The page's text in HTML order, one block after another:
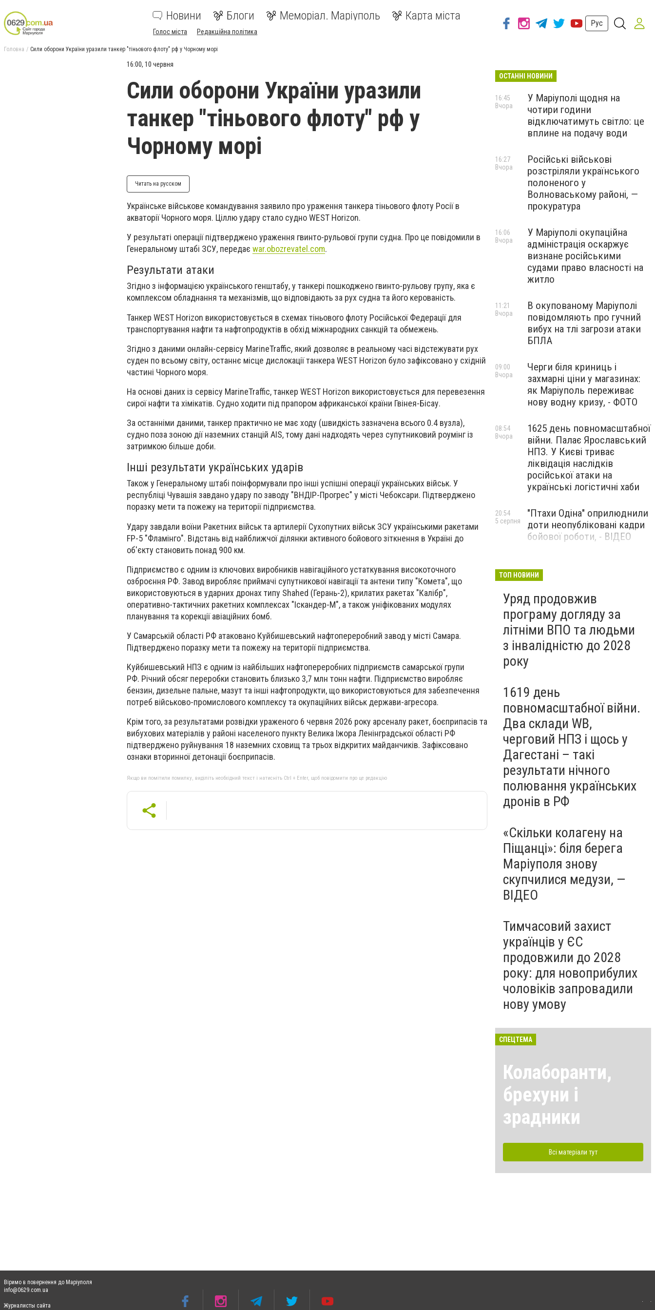
Новини Блоги Меморіал. Маріуполь Карта міста
Голос міста Редакційна політика
Рус
Головна Сили оборони України уразили танкер "тіньового флоту" рф у Чорному морі
16:00, 10 червня
Сили оборони України уразили
танкер "тіньового флоту" рф у
Чорному морі
Читать на русском
Українське військове командування заявило про ураження танкера тіньового флоту Росії в
акваторії Чорного моря. Ціллю удару стало судно WEST Horizon.
У результаті операції підтвердженоураження гвинто-рульової групи судна. Про це повідомили в
Генеральному штабі ЗСУ, передає war.obozrevatel.com.
Результати атаки
Згідно з інформацією українського генштабу, у танкері пошкоджено гвинто-рульову групу,яка є
комплексом обладнання та механізмів, що відповідають за рух судна та його керованість.
Танкер WEST Horizon використовується в схемах тіньового флоту Російської Федераціїдля
транспортування нафти та нафтопродуктів в обхід міжнародних санкцій та обмежень.
Згідно з даними онлайн-сервісу MarineTraffic, який дозволяє в реальному часі відстежувати рух
суден по всьому світу, останнє місце дислокації танкера WEST Horizon було зафіксовано у східній
частині Чорного моря.
На основі даних із сервісу MarineTraffic, танкер WEST Horizon використовується для перевезення
сирої нафти та хімікатів. Судно ходити під прапором африканської країни Гвінея-Бісау.
За останніми даними,танкер практично не має ходу (швидкість зазначена всього 0.4 вузла),
судно поза зоною дії наземних станцій AIS, тому дані надходять через супутниковий роумінг із
затримкою більше доби.
Інші результати українських ударів
Також у Генеральному штабі поінформували про інші успішні операції українських військ. У
республіці Чувашія завданоудару по заводу "ВНДІР-Прогрес" у місті Чебоксари. Підтверджено
поразку мети та пожежу на території підприємства.
Удару завдали воїни Ракетних військ та артилерії Сухопутних військ ЗСУ українськими ракетами
FP-5 "Фламінго". Відстань від найближчої ділянки активного бойового зіткнення в Україні до
об'єкту становить понад 900 км.
Підприємство є одним із ключових виробників навігаційного устаткування високоточного
озброєння РФ. Завод виробляє приймачі супутникової навігації та антени типу "Комета", що
використовуються в ударних дронах типу Shahed (Герань-2), крилатих ракетах "Калібр",
оперативно-тактичних ракетних комплексах "Іскандер-М", а також уніфікованих модулях
планування та корекції авіаційних бомб.
У Самарській області РФ атаковано Куйбишевський нафтопереробний заводу місті Самара.
Підтверджено поразку мети та пожежу на території підприємства.
Куйбишевський НПЗ є одним із найбільших нафтопереробних підприємств самарської групи
РФ. Річний обсяг переробки становить близько 3,7 млн тонн нафти. Підприємство виробляє
бензин, дизельне пальне, мазут та інші нафтопродукти, що використовуються для забезпечення
потреб військово-промислового комплексу та окупаційних військ держави-агресора.
Крім того, за результатами розвідки ураженого 6 червня 2026 року арсеналу ракет, боєприпасів та
вибухових матеріалів у районі населеного пункту Велика Іжора Ленінградської області РФ
підтверджено руйнування 18 наземних сховищ та трьох відкритих майданчиків. Зафіксовано
ознаки вторинної детонації боєприпасів.
Якщо ви помітили помилку, виділіть необхідний текст і натисніть Ctrl + Enter, щоб повідомити про це редакцію
ОСТАННІ НОВИНИ
У Маріуполі щодня на
чотири години
відключатимуть світло: це
вплине на подачу води
16:45
Вчора
Російські військові
розстріляли українського
полоненого у
Волноваському районі, —
прокуратура
16:27
Вчора
У Маріуполі окупаційна
адміністрація оскаржує
визнане російськими
судами право власності на
житло
16:06
Вчора
В окупованому Маріуполі
повідомляють про гучний
вибух на тлі загрози атаки
БПЛА
11:21
Вчора
Черги біля криниць і
захмарні ціни у магазинах:
як Маріуполь переживає
нову водну кризу, - ФОТО
09:00
Вчора
1625 день повномасштабної
війни. Палає Ярославський
НПЗ. У Києві триває
ліквідація наслідків
російської атаки на
українські логістичні хаби
08:54
Вчора
"Птахи Одіна" оприлюднили
доти неопубліковані кадри
бойової роботи, - ВІДЕО
20:54
5 серпня
Бєдняков зіграє тата
новому українському
фільмі, - ФОТО
5 серпня
ТОП НОВИНИ
Уряд продовжив
програму догляду за
літніми ВПО та людьми
з інвалідністю до 2028
року
1619 день
повномасштабної війни.
Два склади WB,
черговий НПЗ і щось у
Дагестані – такі
результати нічного
полювання українських
дронів в РФ
«Скільки колагену на
Піщанці»: біля берега
Маріуполя знову
скупчилися медузи, —
ВІДЕО
Тимчасовий захист
українців у ЄС
продовжили до 2028
року: для новоприбулих
чоловіків запровадили
нову умову
СПЕЦТЕМА
Колаборанти,
брехуни і
зрадники
Всі матеріали тут
Віримо в повернення до Маріуполя
info@0629.com.ua
Журналисты сайта